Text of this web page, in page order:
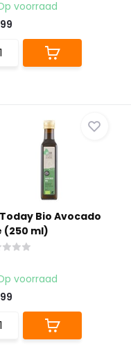
voorraad
Bio Avocado
(250 ml)
voorraad